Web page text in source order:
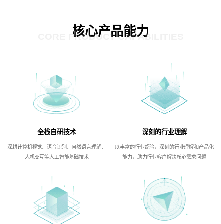
核心产品能力
CORE PRODUCT CAPABILITIES
全栈自研技术
深耕计算机视觉、语音识别、自然语言理解、
人机交互等人工智能基础技术
深刻的行业理解
以丰富的行业经验，深刻的行业理解和产品化
能力，助力行业客户解决核心需求问题